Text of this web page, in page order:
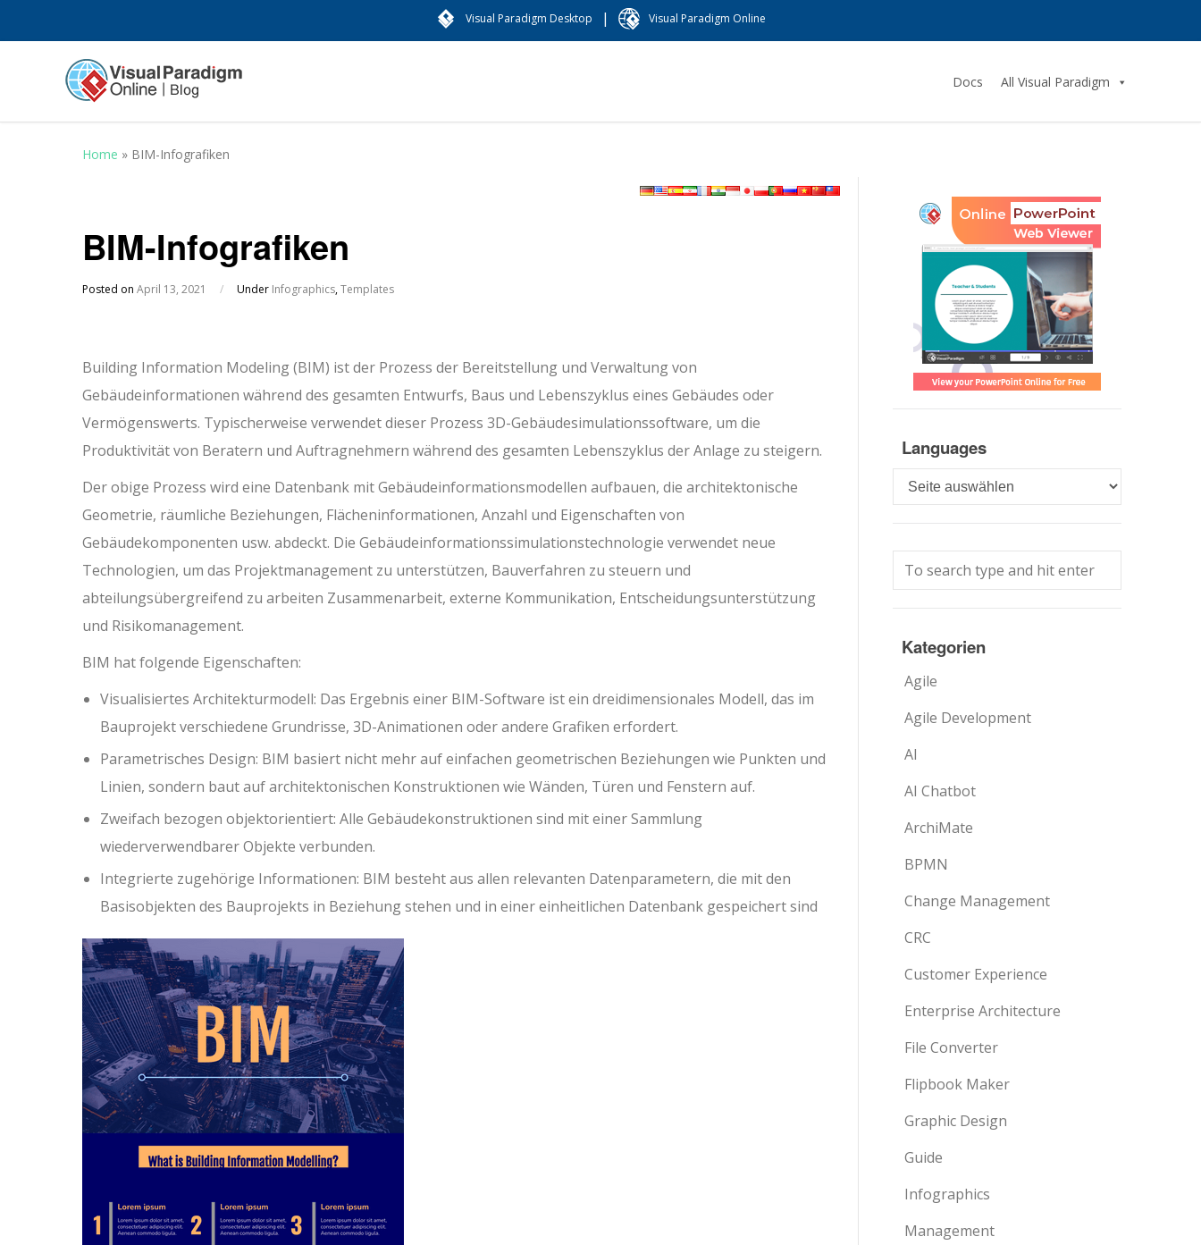
Visual Paradigm Desktop | Visual Paradigm Online
Docs All Visual Paradigm
Home » BIM-Infografiken
BIM-Infografiken
Posted on April 13, 2021 / Under Infographics,Templates
Building Information Modeling (BIM) ist der Prozess der Bereitstellung und Verwaltung von
Gebäudeinformationen während des gesamten Entwurfs, Baus und Lebenszyklus eines Gebäudes oder
Vermögenswerts. Typischerweise verwendet dieser Prozess 3D-Gebäudesimulationssoftware, um die
Produktivität von Beratern und Auftragnehmern während des gesamten Lebenszyklus der Anlage zu steigern.
Der obige Prozess wird eine Datenbank mit Gebäudeinformationsmodellen aufbauen, die architektonische
Geometrie, räumliche Beziehungen, Flächeninformationen, Anzahl und Eigenschaften von
Gebäudekomponenten usw. abdeckt. Die Gebäudeinformationssimulationstechnologie verwendet neue
Technologien, um das Projektmanagement zu unterstützen, Bauverfahren zu steuern und
abteilungsübergreifend zu arbeiten Zusammenarbeit, externe Kommunikation, Entscheidungsunterstützung
und Risikomanagement.
BIM hat folgende Eigenschaften:
Visualisiertes Architekturmodell: Das Ergebnis einer BIM-Software ist ein dreidimensionales Modell, das im
Bauprojekt verschiedene Grundrisse, 3D-Animationen oder andere Grafiken erfordert.
Parametrisches Design: BIM basiert nicht mehr auf einfachen geometrischen Beziehungen wie Punkten und
Linien, sondern baut auf architektonischen Konstruktionen wie Wänden, Türen und Fenstern auf.
Zweifach bezogen objektorientiert: Alle Gebäudekonstruktionen sind mit einer Sammlung
wiederverwendbarer Objekte verbunden.
Integrierte zugehörige Informationen: BIM besteht aus allen relevanten Datenparametern, die mit den
Basisobjekten des Bauprojekts in Beziehung stehen und in einer einheitlichen Datenbank gespeichert sind
Languages
Languages
Kategorien
Agile
Agile Development
AI
AI Chatbot
ArchiMate
BPMN
Change Management
CRC
Customer Experience
Enterprise Architecture
File Converter
Flipbook Maker
Graphic Design
Guide
Infographics
Management